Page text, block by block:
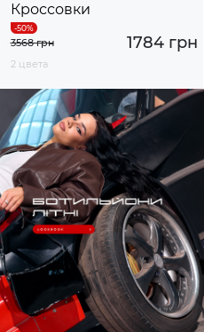
Кроссовки
1784 грн
3568 грн
2 цвета